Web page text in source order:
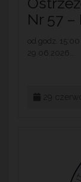
Nr 57
od godz.
29.06.2026...